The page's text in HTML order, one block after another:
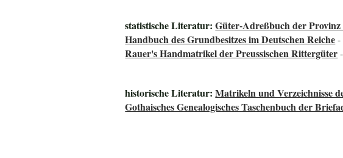
statistische Literatur:Güter-Adreßbuch der Provinz
Handbuch des Grundbesitzes im Deutschen Reiche-
Rauer's Handmatrikel der Preussischen Rittergüter
historische Literatur:Matrikeln und Verzeichnisse
Gothaisches Genealogisches Taschenbuch der